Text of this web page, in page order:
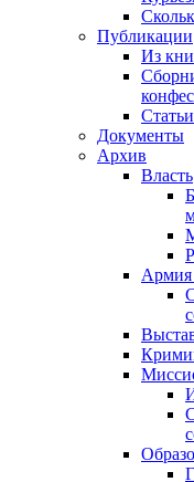
Публикации
Из
Документы
Архив
Власть
Армия